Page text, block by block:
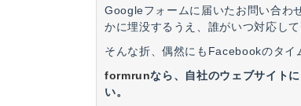
Googleフォームに届いたお問い合わ
かに埋没するうえ、誰がいつ対応し
そんな折、偶然にもFacebookのタイ
formrunなら、自社のウェブサイト
い。